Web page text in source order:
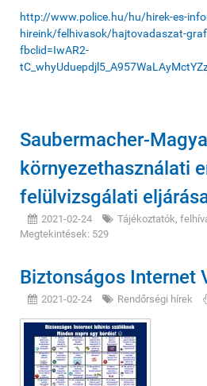
http://www.police.hu/hu/hirek-es-
hireink/felhivasok/hajtovadaszat-
fbclid=IwAR2-
Saubermacher-
környezethasználati
felülvizsgálati
2021-02-24
Tájékoztatók,
Megtekintések: 529
Biztonságos Internet
2021-02-24 Rendőrségi hírek